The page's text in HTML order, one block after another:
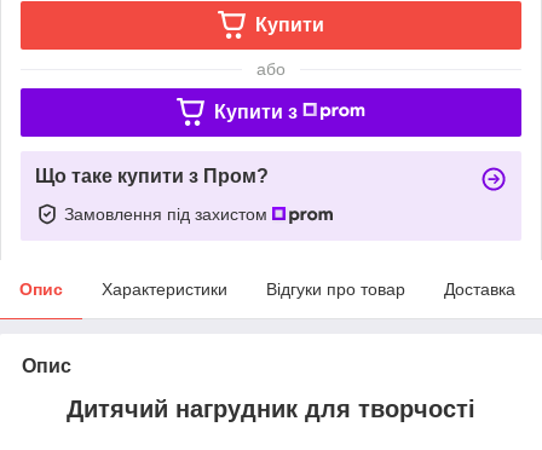
Купити
або
Купити з
Що таке купити з Пром?
Замовлення під захистом
Опис Характеристики Відгуки про товар Доставка
Опис
Дитячий нагрудник для творчості